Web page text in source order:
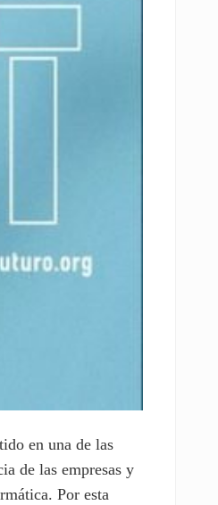
en una de las
de las empresas y
Por esta